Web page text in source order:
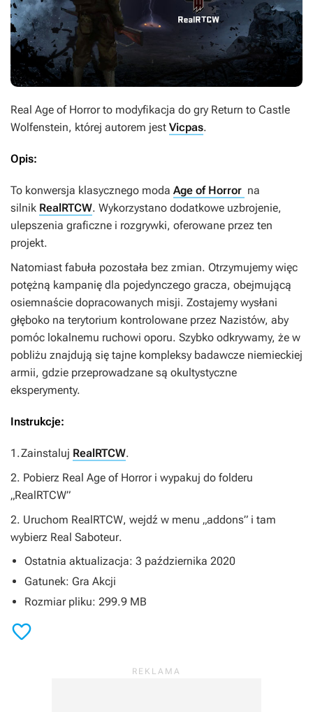
Real Age of Horrorto modyfikacja do gry Return to Castle
Wolfenstein, której autorem jest Vicpas.
Opis:
To konwersja klasycznego moda Age of Horror na
silnik RealRTCW. Wykorzystano dodatkowe uzbrojenie,
ulepszenia graficzne i rozgrywki, oferowane przez ten
projekt.
Natomiast fabuła pozostała bez zmian. Otrzymujemy więc
potężną kampanię dla pojedynczego gracza, obejmującą
osiemnaście dopracowanych misji. Zostajemy wysłani
głęboko na terytorium kontrolowane przez Nazistów, aby
pomóc lokalnemu ruchowi oporu. Szybko odkrywamy, że w
pobliżu znajdują się tajne kompleksy badawcze niemieckiej
armii, gdzie przeprowadzane są okultystyczne
eksperymenty.
Instrukcje:
1.Zainstaluj RealRTCW.
2. Pobierz Real Age of Horror i wypakuj do folderu
„RealRTCW”
2. Uruchom RealRTCW, wejdź w menu „addons” i tam
wybierz Real Saboteur.
Ostatnia aktualizacja: 3 października 2020
Gatunek: Gra Akcji
Rozmiar pliku: 299.9 MB
